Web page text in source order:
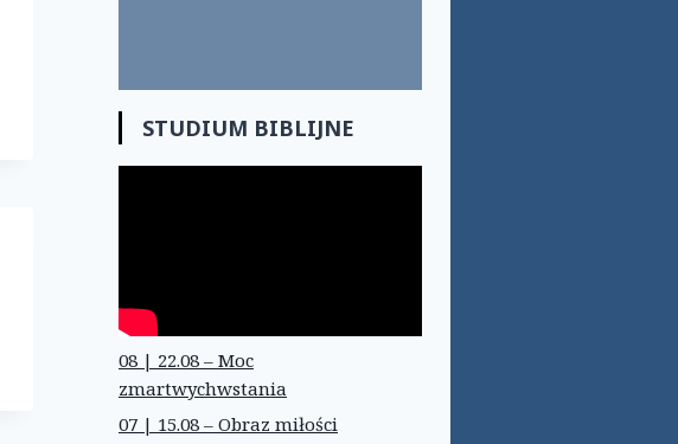
STUDIUM BIBLIJNE
08 | 22.08 – Moc
zmartwychwstania
07 | 15.08 – Obraz miłości